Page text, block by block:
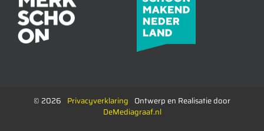
© 2026 Privacyverklaring Ontwerp en Realisatie door
DeMediagraaf.nl